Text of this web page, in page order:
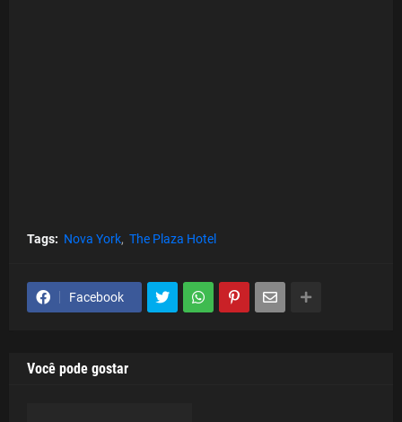
Tags: Nova York The Plaza Hotel
Facebook
Você pode gostar